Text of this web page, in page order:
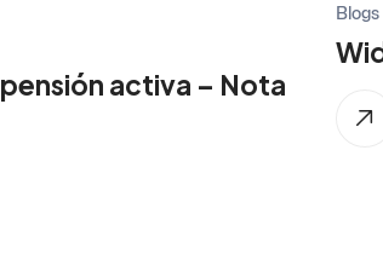
activa – Nota
Blogs